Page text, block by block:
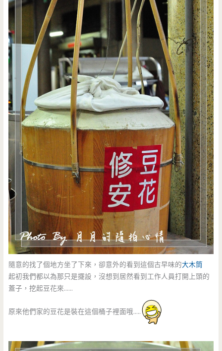
隨意的找了個地方坐了下來，卻意外的看到這個古早味的大木筒
起初我們都以為那只是擺設，沒想到居然看到工作人員打開上頭的
蓋子，挖起豆花來……
原來他們家的豆花是裝在這個桶子裡面哦…..